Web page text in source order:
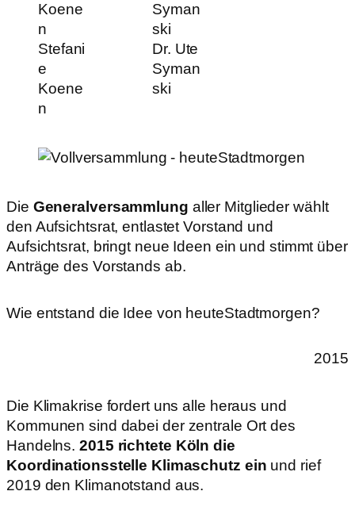
Stefani
e
Koene
n
Dr. Ute
Syman
ski
Die Generalversammlung aller Mitglieder wählt
den Aufsichtsrat, entlastet Vorstand und
Aufsichtsrat, bringt neue Ideen ein und stimmt über
Anträge des Vorstands ab.
Wie entstand die Idee von heuteStadtmorgen?
2015
Die Klimakrise fordert uns alle heraus und
Kommunen sind dabei der zentrale Ort des
Handelns.2015 richtete Köln die
Koordinationsstelle Klimaschutz ein und rief
2019 den Klimanotstand aus.